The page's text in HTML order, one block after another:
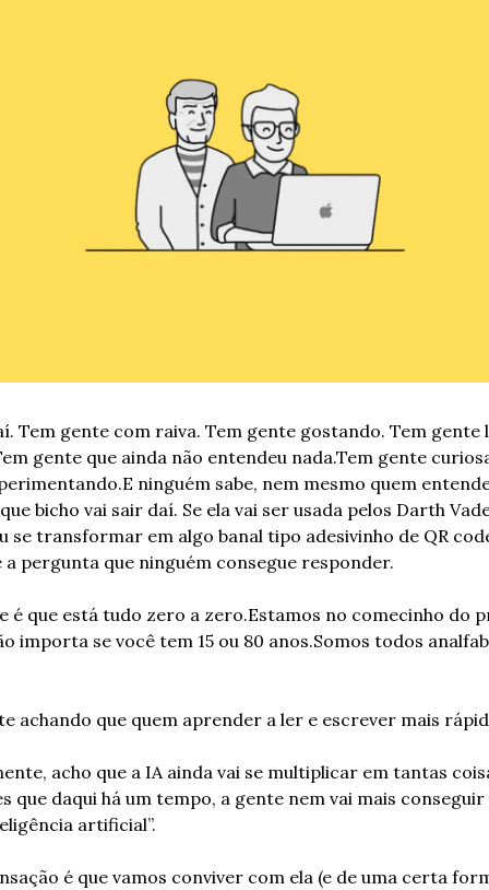
Tem gente com raiva. Tem gente gostando. Tem gente
gente que ainda não entendeu nada.Tem gente
E ninguém sabe, nem mesmo quem
bicho vai sair daí. Se ela vai ser usada pelos Darth
se transformar em algo banal tipo adesivinho de QR
a pergunta que ninguém consegue responder.
é que está tudo zero a zero.Estamos no comecinho do
importa se você tem 15 ou 80 anos.Somos todos
achando que quem aprender a ler e escrever mais
acho que a IA ainda vai se multiplicar em tantas
que daqui há um tempo, a gente nem vai mais conseguir
artificial”.
é que vamos conviver com ela (e de uma certa